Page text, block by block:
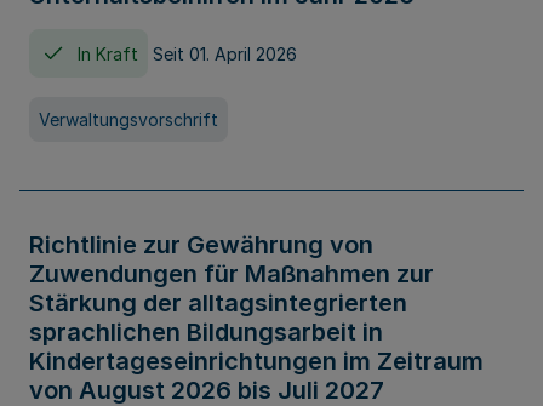
In Kraft Seit 01. April 2026
Verwaltungsvorschrift
Richtlinie zur Gewährung von
Zuwendungen für Maßnahmen zur
Stärkung der alltagsintegrierten
sprachlichen Bildungsarbeit in
Kindertageseinrichtungen im Zeitraum
von August 2026 bis Juli 2027